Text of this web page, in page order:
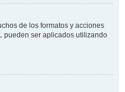
de los formatos y acciones
pueden ser aplicados utilizando